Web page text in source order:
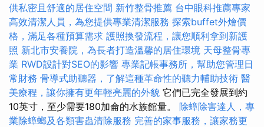
供私密且舒適的居住空間 新竹整骨推薦 台中眼科推薦專家
高效清潔人員，為您提供專業清潔服務 探索buffet外燴價
格，滿足各種預算需求 護照換發流程，讓您順利拿到新護
照 新北市安養院，為長者打造溫馨的居住環境 天母整骨專
業 RWD設計對SEO的影響 專業記帳事務所，幫助您管理日
常財務 骨導式助聽器，了解這種革命性的聽力輔助技術 醫
美療程，讓你擁有更年輕亮麗的外貌 它們已完全發展到約
10英寸，至少需要180加侖的水族館量。 除蟑除害達人，專
業除蟑螂及各類害蟲清除服務 完善的家事服務，讓家務更